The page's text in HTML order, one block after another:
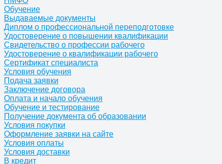
Обучение
Выдаваемые документы
Диплом о профессиональной переподготовке
Удостоверение о повышении квалификации
Свидетельство о профессии рабочего
Удостоверение о квалификации рабочего
Сертификат специалиста
Условия обучения
Подача заявки
Заключение договора
Оплата и начало обучения
Обучение и тестирование
Получение документа об образовании
Условия покупки
Оформление заявки на сайте
Условия оплаты
Условия доставки
В кредит